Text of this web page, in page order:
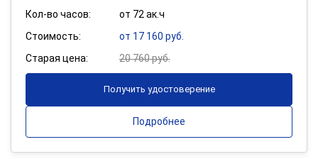
Кол-во часов:
от 72 ак.ч
Стоимость:
от 17 160 руб.
Старая цена:
20 760 руб.
Получить удостоверение
Подробнее